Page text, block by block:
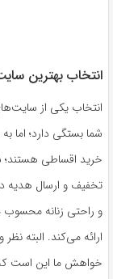
انتخاب بهترین
انتخاب یکی از
شما بستگی دارد؛ اما
خرید اقساطی هستند؛
تخفیف و ارسال هدیه
و راحتی زنانه محسوب
ارائه می‌کند. البته
خواهش ما این است که